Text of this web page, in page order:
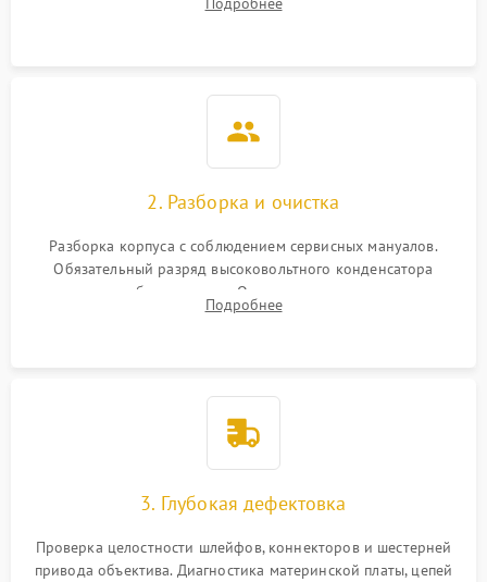
матрицы и затвора, проверка работы автофокуса и вспышки.
2. Разборка и очистка
Разборка корпуса с соблюдением сервисных мануалов.
Обязательный разряд высоковольтного конденсатора
вспышки для безопасности. Очистка внутренних узлов от
пыли, песка и следов влаги с помощью спецсредств.
Подробнее
3. Глубокая дефектовка
Проверка целостности шлейфов, коннекторов и шестерней
привода объектива. Диагностика материнской платы, цепей